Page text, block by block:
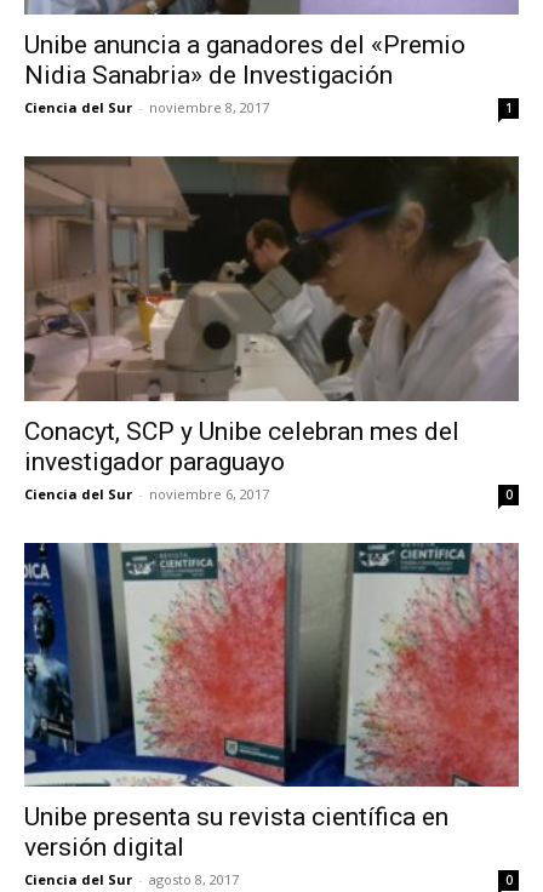
Unibe anuncia a ganadores del «Premio
Nidia Sanabria» de Investigación
Ciencia del Sur - noviembre 8, 2017 1
Conacyt, SCP y Unibe celebran mes del
investigador paraguayo
Ciencia del Sur - noviembre 6, 2017 0
Unibe presenta su revista científica en
versión digital
Ciencia del Sur - agosto 8, 2017 0